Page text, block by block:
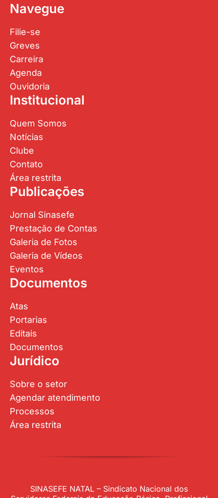
Navegue
Filie-se
Greves
Carreira
Agenda
Ouvidoria
Institucional
Quem Somos
Notícias
Clube
Contato
Área restrita
Publicações
Jornal Sinasefe
Prestação de Contas
Galeria de Fotos
Galeria de Vídeos
Eventos
Documentos
Atas
Portarias
Editais
Documentos
Jurídico
Sobre o setor
Agendar atendimento
Processos
Área restrita
SINASEFE NATAL – Sindicato Nacional dos